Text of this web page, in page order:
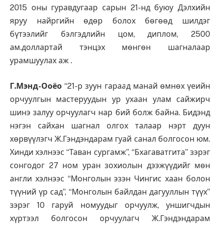
2015 оны гуравдугаар сарын 21-нд буюу Дэлхийн
яруу найргийн өдөр болох бөгөөд шилдэг
бүтээлийг бэлгэдлийн цом, диплом, 2500
ам.доллартай тэнцэх мөнгөн шагналаар
урамшуулах аж .
Г.Мэнд-Ооёо “21-р зуун гараад манай өмнөх үеийн
орчуулгын мастеруудын ур ухаан улам сайжирч
шинэ залуу орчуулагч нар бий болж байна. Бидэнд
нэгэн сайхан шагнал олгох талаар нэрт дуун
хөрвүүлэгч Ж.Гэндэндарам гуай санал болгосон юм.
Хинди хэлнээс “Таван сургамж”, “Бхагаватгита” зэрэг
сонгодог 27 ном уран зохиолын дээжүүдийг мөн
англи хэлнээс “Монголын эзэн Чингис хаан болон
түүний үр сад”, “Монголын байлдан дагууллын түүх”
зэрэг 10 гаруй номуудыг орчуулж, уншигчдын
хүртээл болгосон орчуулагч Ж.Гэндэндарам